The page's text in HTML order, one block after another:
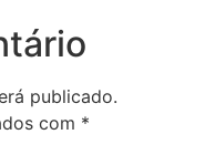
publicado.
com *